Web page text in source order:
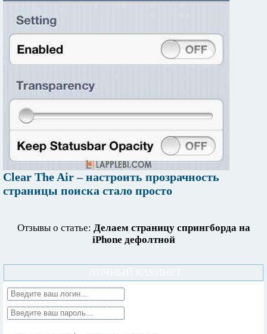
Clear The Air – настроить прозрачность
страницы поиска стало просто
Отзывы о статье: Делаем страницу спрингборда на
iPhone дефолтной